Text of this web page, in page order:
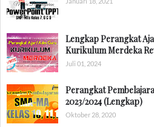
Lengkap Perangkat
Kurikulum Merdeka
Juli 01, 2024
Perangkat
2023/2024 (Lengkap)
Oktober 28, 2020